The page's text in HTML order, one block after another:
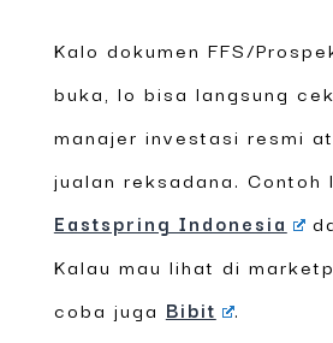
Kalo dokumen FFS/
buka, lo bisa langsung
manajer investasi resmi
jualan reksadana. Contoh
Eastspring Indonesia
Kalau mau lihat di
coba juga Bibit .